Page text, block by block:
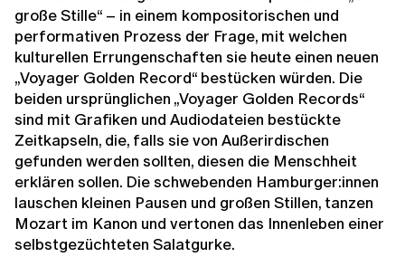
große Stille“ – in einem kompositorischen und
performativen Prozess der Frage, mit welchen
kulturellen Errungenschaften sie heute einen neuen
„Voyager Golden Record“ bestücken würden. Die
beiden ursprünglichen „Voyager Golden Records“
sind mit Grafiken und Audiodateien bestückte
Zeitkapseln, die, falls sie von Außerirdischen
gefunden werden sollten, diesen die Menschheit
erklären sollen. Die schwebenden Hamburger:innen
lauschen kleinen Pausen und großen Stillen, tanzen
Mozart im Kanon und vertonen das Innenleben einer
selbstgezüchteten Salatgurke.